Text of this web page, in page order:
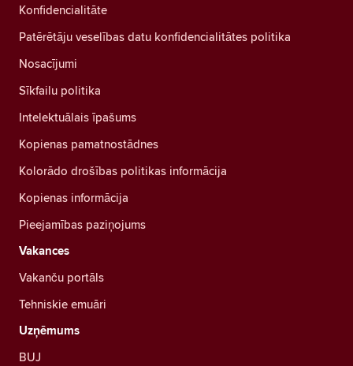
Konfidencialitāte
Patērētāju veselības datu konfidencialitātes politika
Nosacījumi
Sīkfailu politika
Intelektuālais īpašums
Kopienas pamatnostādnes
Kolorādo drošības politikas informācija
Kopienas informācija
Pieejamības paziņojums
Vakances
Vakanču portāls
Tehniskie emuāri
Uzņēmums
BUJ